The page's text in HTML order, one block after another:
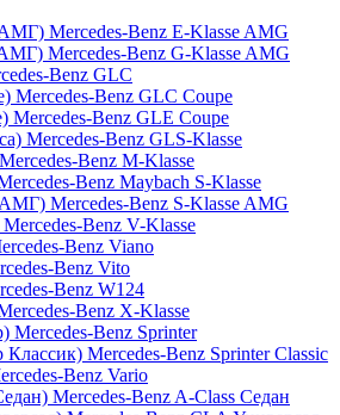
Mercedes-Benz E-Klasse AMG
Mercedes-Benz G-Klasse AMG
Benz GLC
Mercedes-Benz GLC Coupe
Mercedes-Benz GLE Coupe
Mercedes-Benz GLS-Klasse
Mercedes-Benz M-Klasse
Benz Maybach S-Klasse
Mercedes-Benz S-Klasse AMG
Mercedes-Benz V-Klasse
Benz Viano
Benz Vito
Benz W124
Benz X-Klasse
Mercedes-Benz Sprinter
Mercedes-Benz Sprinter Classic
Benz Vario
Mercedes-Benz A-Class Седан